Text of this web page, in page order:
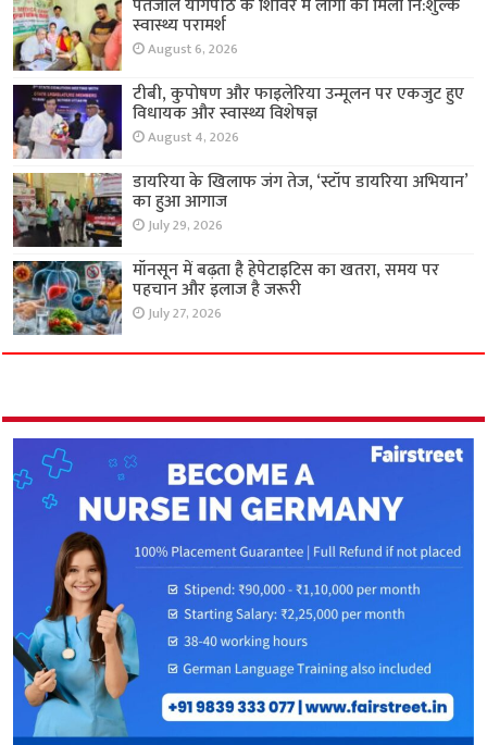
स्वास्थ्य परामर्श
August 6, 2026
टीबी, कुपोषण और फाइलेरिया उन्मूलन पर एकजुट हुए
विधायक और स्वास्थ्य विशेषज्ञ
August 4, 2026
डायरिया के खिलाफ जंग तेज, ‘स्टॉप डायरिया अभियान’
का हुआ आगाज
July 29, 2026
मॉनसून में बढ़ता है हेपेटाइटिस का खतरा, समय पर
पहचान और इलाज है जरूरी
July 27, 2026